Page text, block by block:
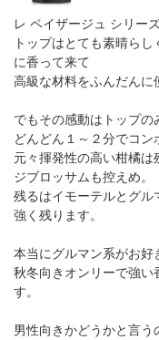
レ ペイザージュ シリー
トップはとても素晴ら
に香って来て
高級な材料をふんだんに
でもその感動はトップの
どんどん１～２分でコン
元々揮発性の高い柑橘
ジブロッサムも控えめ。
残るはイモーテルとグ
強く残ります。
本当にグルマン系がお好
秋冬向きオンリーで強
す。
男性向きかどうかと言